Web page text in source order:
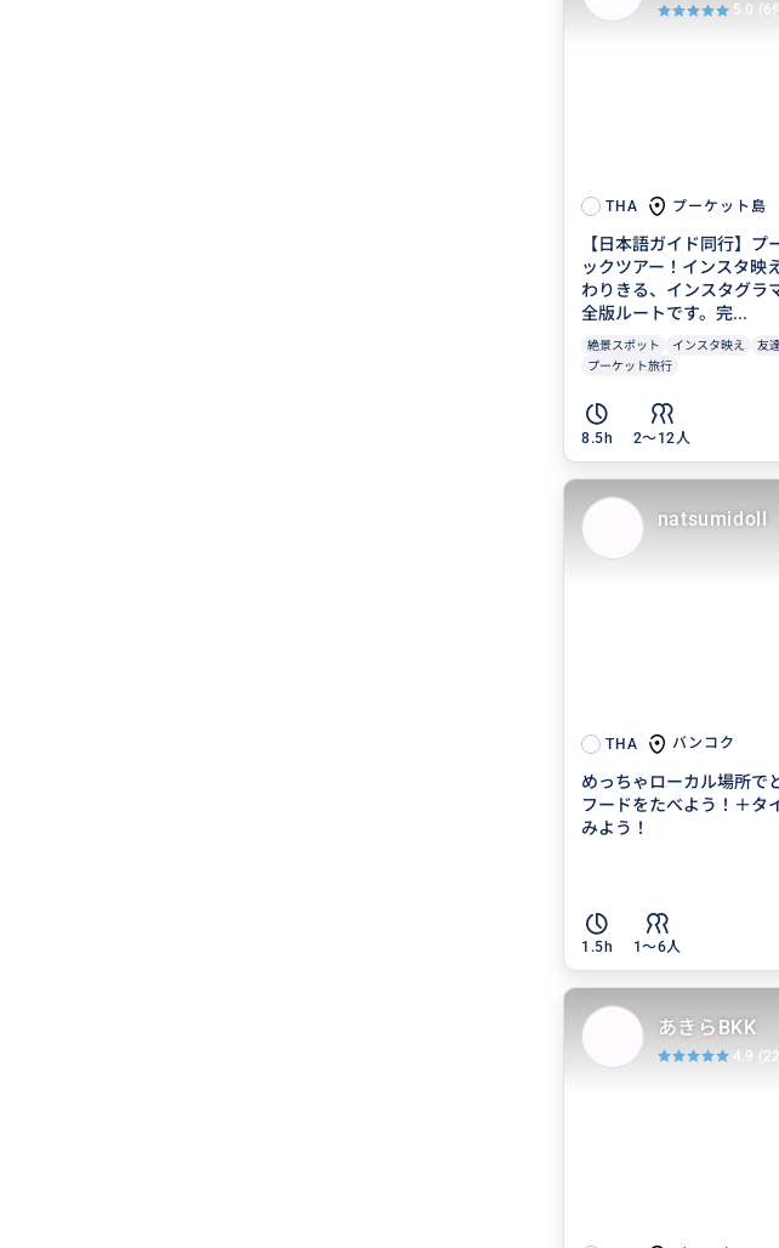
THA プーケット島
【日本語ガイド同行】プ
ックツアー！インスタ映
わりきる、インスタグラ
全版ルートです。完...
絶景スポット インスタ映え
友
プーケット旅行
8.5h 2〜12人
5.0 (6
THA バンコク
めっちゃローカル場所で
フードをたべよう！＋タ
みよう！
1.5h 1〜6人
natsumidoll
あきらBKK
4.9